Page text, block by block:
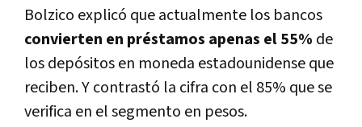
Bolzico explicó que actualmente los bancos
convierten en préstamos apenas el 55% de
los depósitos en moneda estadounidense que
reciben. Y contrastó la cifra con el 85% que se
verifica en el segmento en pesos.